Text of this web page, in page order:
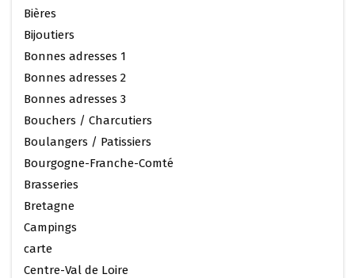
Bières
Bijoutiers
Bonnes adresses 1
Bonnes adresses 2
Bonnes adresses 3
Bouchers / Charcutiers
Boulangers / Patissiers
Bourgogne-Franche-Comté
Brasseries
Bretagne
Campings
carte
Centre-Val de Loire